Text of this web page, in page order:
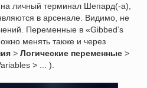
личный терминал Шепард(-а),
в арсенале. Видимо, не
Переменные в «Gibbed’s
менять также и через
> Логические переменные >
> ... ).